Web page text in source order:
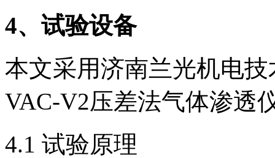
4、试验设备
本文采用济南兰光机电
VAC-V2压差法气体渗透
4.1 试验原理